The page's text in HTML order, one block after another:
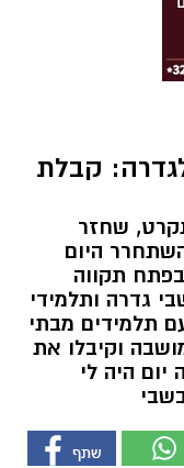
קבלת
שחזר
היום
תקווה
גדרה ותלמידי
תלמידים מבתי
וקיבלו את
יום היה לי